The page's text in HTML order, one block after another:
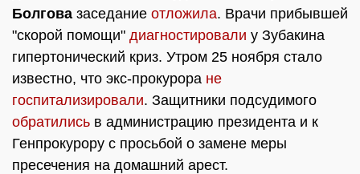
Болгова заседание отложила. Врачи прибывшей
"скорой помощи" диагностировали у Зубакина
гипертонический криз. Утром 25 ноября стало
известно, что экс-прокурора не
госпитализировали. Защитники подсудимого
обратились в администрацию президента и к
Генпрокурору с просьбой о замене меры
пресечения на домашний арест.